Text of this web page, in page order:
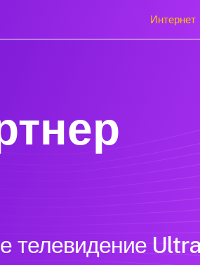
Интернет
телевидение